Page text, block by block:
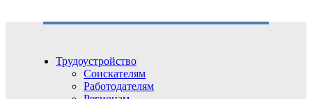
Трудоустройство
Соискателям
Работодателям